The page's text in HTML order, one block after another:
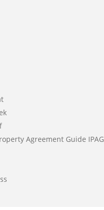
Agreement Guide IPAG